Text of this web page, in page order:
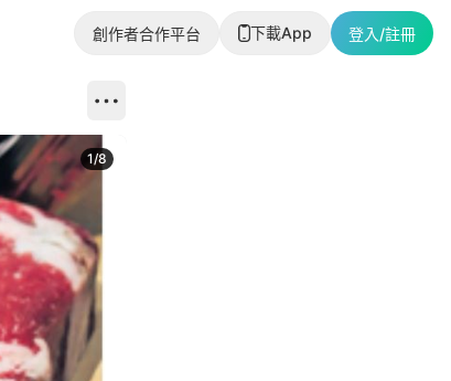
創作者合作平台 下載App 登入/註冊
1/8